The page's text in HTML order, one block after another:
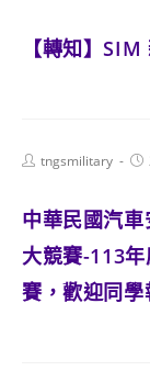
【轉知】
Posttngsmilitary
中華民國汽
大競賽-113
賽，歡迎同學